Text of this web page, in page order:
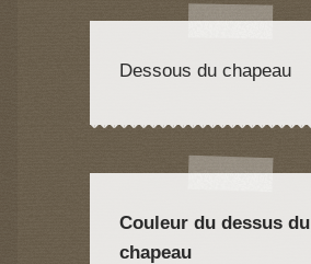
Dessous du chapeau
Couleur du dessus du
chapeau